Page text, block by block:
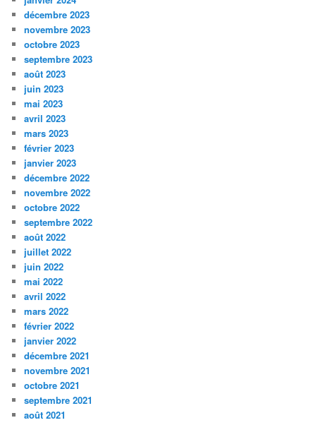
décembre 2023
novembre 2023
octobre 2023
septembre 2023
août 2023
juin 2023
mai 2023
avril 2023
mars 2023
février 2023
janvier 2023
décembre 2022
novembre 2022
octobre 2022
septembre 2022
août 2022
juillet 2022
juin 2022
mai 2022
avril 2022
mars 2022
février 2022
janvier 2022
décembre 2021
novembre 2021
octobre 2021
septembre 2021
août 2021